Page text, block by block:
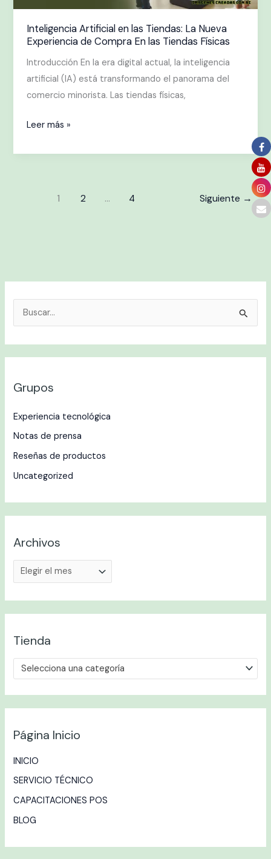
Inteligencia Artificial en las Tiendas: La Nueva
Experiencia de Compra En las Tiendas Físicas
Introducción En la era digital actual, la inteligencia
artificial (IA) está transformando el panorama del
comercio minorista. Las tiendas físicas,
de
Compra
En
las
Tiendas
Físicas
Leer más »
1 2 … 4 Siguiente →
a
p
o
r
:
Grupos
Experiencia tecnológica
Notas de prensa
Reseñas de productos
Uncategorized
Archivos
Tienda
Selecciona una categoría
Página Inicio
INICIO
SERVICIO TÉCNICO
CAPACITACIONES POS
BLOG